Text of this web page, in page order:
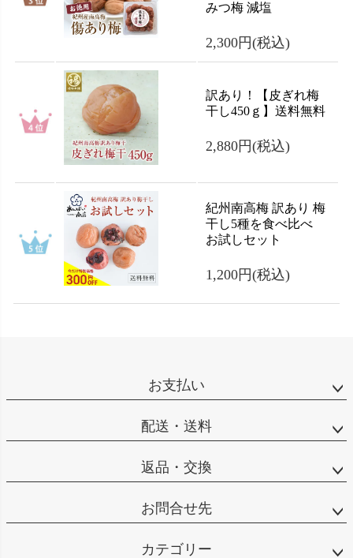
みつ梅 減塩
2,300円(税込)
訳あり！【皮ぎれ梅
干し450ｇ】送料無料
2,880円(税込)
紀州南高梅 訳あり 梅
干し5種を食べ比べ
お試しセット
1,200円(税込)
お支払い
配送・送料
返品・交換
お問合せ先
カテゴリー